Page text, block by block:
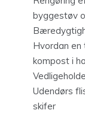
byggestøv
Hvordan
kompost i
Udendørs
skifer